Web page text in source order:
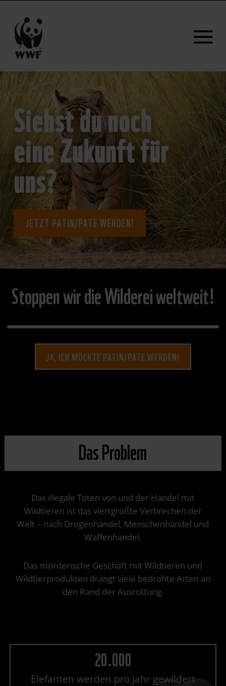
Siehst du noch
eine Zukunft für
uns?
JETZT PATIN/PATE WERDEN!
Stoppen wir die Wilderei weltweit!
JA, ICH MÖCHTE PATIN/PATE WERDEN!
Das Problem
Das illegale Töten von und der Handel mit
Wildtieren ist das viertgrößte Verbrechen der
Welt – nach Drogenhandel, Menschenhandel und
Waffenhandel.
Das mörderische Geschäft mit Wildtieren und
Wildtierprodukten drängt viele bedrohte Arten an
den Rand der Ausrottung.
20.000
Elefanten werden pro Jahr gewildert